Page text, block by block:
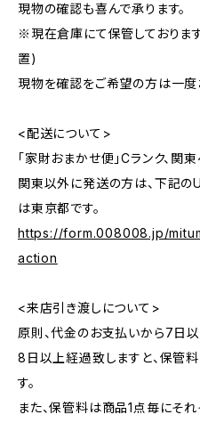
現物の確認も喜んで承ります。
※現在倉庫にて保管しておりま
置)
現物を確認をご希望の方は一度
<配送について>
「家財おまかせ便」Cランク、関
関東以外に発送の方は、下記の
は東京都です。
https://form.008008.jp/
action
<来店引き渡しについて>
原則、代金のお支払いから7日以
8日以上経過致しますと、保管
す。
また、保管料は商品1点毎にそれ